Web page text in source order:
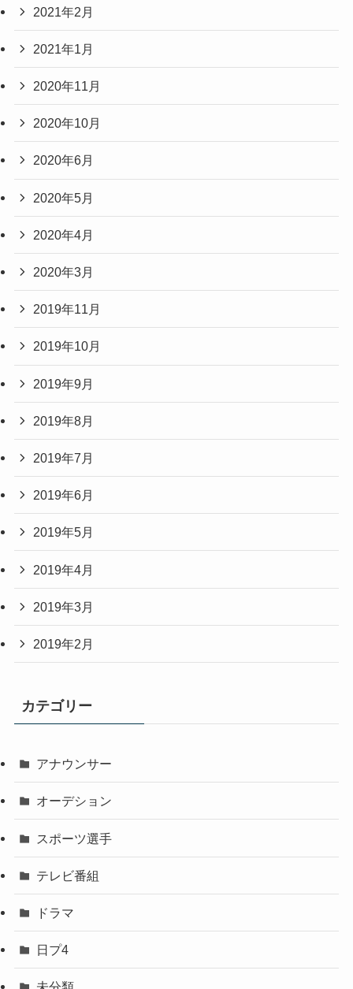
2021年2月
2021年1月
2020年11月
2020年10月
2020年6月
2020年5月
2020年4月
2020年3月
2019年11月
2019年10月
2019年9月
2019年8月
2019年7月
2019年6月
2019年5月
2019年4月
2019年3月
2019年2月
カテゴリー
アナウンサー
オーデション
スポーツ選手
テレビ番組
ドラマ
日プ4